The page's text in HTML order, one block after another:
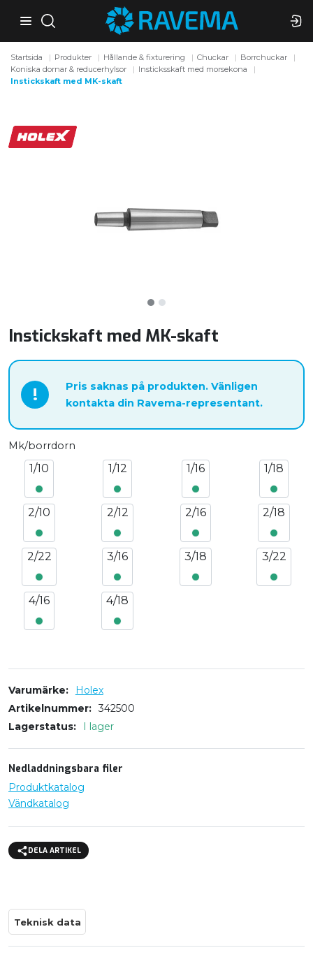
Startsida Produkter Hållande & fixturering Chuckar
Borrchuckar
Koniska dornar & reducerhylsor
Insticksskaft med morsekona
Instickskaft med MK-skaft
Instickskaft med MK-skaft
!
Pris saknas på produkten. Vänligen
kontakta din Ravema-representant.
Mk/borrdorn
1/10 1/12 1/16 1/18
2/10 2/12 2/16 2/18
2/22 3/16 3/18 3/22
4/16 4/18
Varumärke
Holex
Artikelnummer
342500
Lagerstatus
I lager
Nedladdningsbara filer
Produktkatalog
Vändkatalog
DELA ARTIKEL
Teknisk data